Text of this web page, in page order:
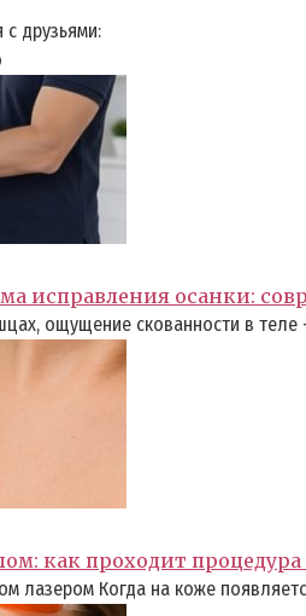
с друзьями:
исправления осанки:
ощущение скованности в теле
как проходит
лазером Когда на коже